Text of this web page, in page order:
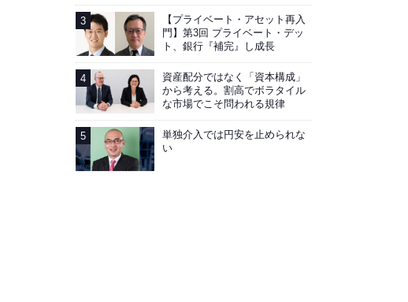
【プライベート・アセット再入
門】第3回 プライベート・デッ
ト、銀行『補完』し成長
資産配分ではなく「資本構成」
から考える。割高でボラタイル
な市場でこそ問われる規律
単独介入では円安を止められな
い